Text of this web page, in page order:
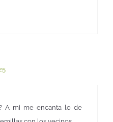
A mi me encanta lo de